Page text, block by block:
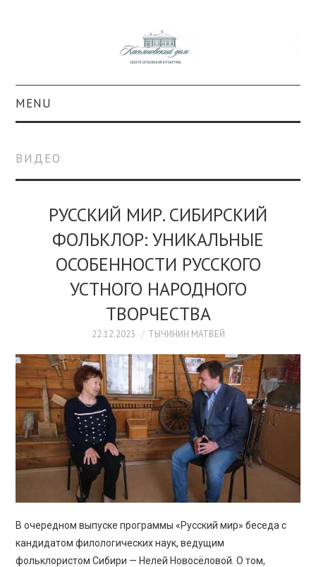
MENU
КОЛЛЕКЦИИ
#КАСДОМ
КУЛЬТУРА
ОБРАЗОВАНИЕ
ПРОСВЕЩЕНИЕ
ВИДЕО
РУССКИЙ МИР. СИБИРСКИЙ
ФОЛЬКЛОР: УНИКАЛЬНЫЕ
ОСОБЕННОСТИ РУССКОГО
УСТНОГО НАРОДНОГО
ТВОРЧЕСТВА
22.12.2023 ТЫЧИНИН МАТВЕЙ
В очередном выпуске программы «Русский мир» беседа с
кандидатом филологических наук, ведущим
фольклористом Сибири — Нелей Новосёловой. О том,